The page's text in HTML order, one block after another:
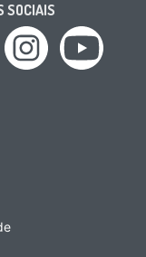
SOCIAIS